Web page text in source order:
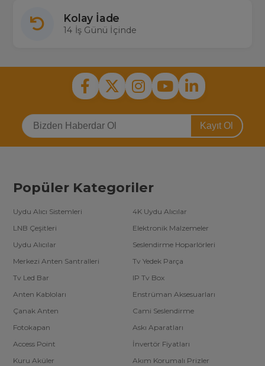
Kolay İade
14 İş Günü İçinde
Kayıt Ol
Popüler Kategoriler
Uydu Alıcı Sistemleri
4K Uydu Alıcılar
LNB Çeşitleri
Elektronik Malzemeler
Uydu Alıcılar
Seslendirme Hoparlörleri
Merkezi Anten Santralleri
Tv Yedek Parça
Tv Led Bar
IP Tv Box
Anten Kabloları
Enstrüman Aksesuarları
Çanak Anten
Cami Seslendirme
Fotokapan
Askı Aparatları
Access Point
İnvertör Fiyatları
Kuru Aküler
Akım Korumalı Prizler